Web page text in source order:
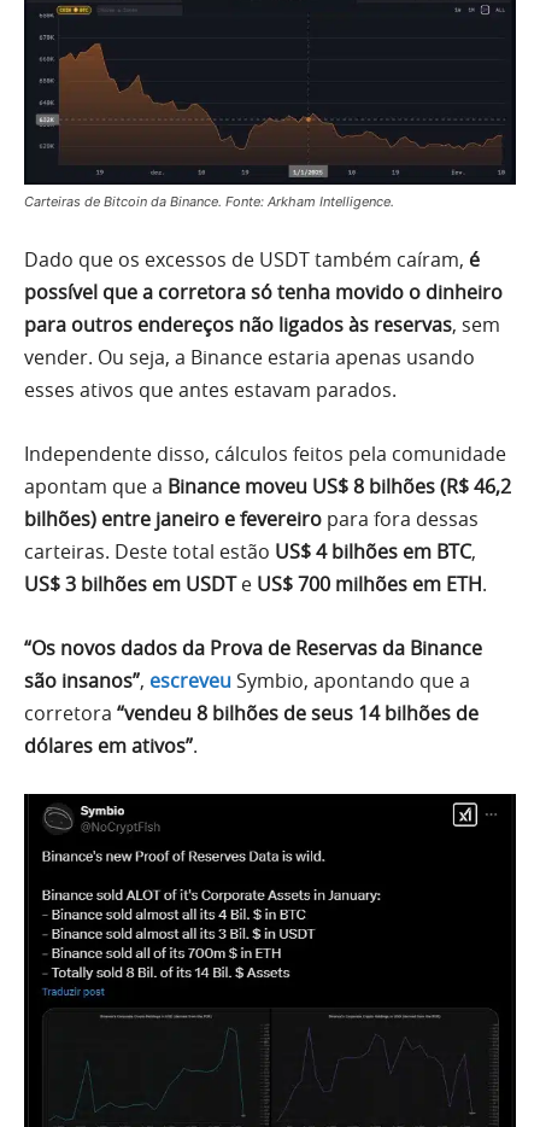
Carteiras de Bitcoin da Binance. Fonte: Arkham Intelligence.
Dado que os excessos de USDT também caíram, é
possível que a corretora só tenha movido o dinheiro
para outros endereços não ligados às reservas, sem
vender. Ou seja, a Binance estaria apenas usando
esses ativos que antes estavam parados.
Independente disso, cálculos feitos pela comunidade
apontam que a Binance moveu US$ 8 bilhões (R$ 46,2
bilhões) entre janeiro e fevereiro para fora dessas
carteiras. Deste total estão US$ 4 bilhões em BTC,
US$ 3 bilhões em USDTe US$ 700 milhões em ETH.
“Os novos dados da Prova de Reservas da Binance
são insanos”, escreveuSymbio, apontando que a
corretora “vendeu 8 bilhões de seus 14 bilhões de
dólares em ativos”.